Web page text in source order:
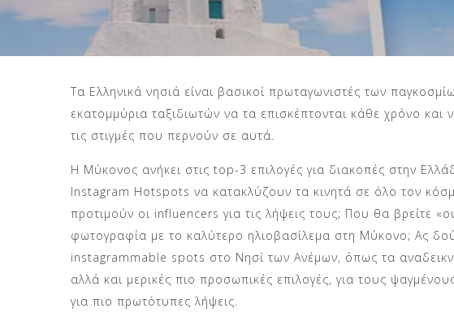
Τα Ελληνικά νησιά είναι βασικοί πρωταγωνιστές των
εκατομμύρια ταξιδιωτών να τα επισκέπτονται κάθε χρόνο
τις στιγμές που περνούν σε αυτά.
Η Μύκονος ανήκει στις top-3 επιλογές για διακοπές στην
Instagram Hotspots να κατακλύζουν τα κινητά σε όλο τον
προτιμούν οι influencers για τις λήψεις τους; Που θα βρείτε
φωτογραφία με το καλύτερο ηλιοβασίλεμα στη Μύκονο; Ας
instagrammable spots στο Νησί των Ανέμων, όπως τα
αλλά και μερικές πιο προσωπικές επιλογές, για τους
για πιο πρωτότυπες λήψεις.